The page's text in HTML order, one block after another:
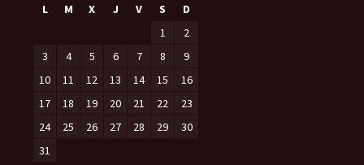
L
M X J V S
D
1
2
3
4 5 6 7 8
9
10
11 12 13 14 15
16
17
18 19 20 21 22
23
24
25 26 27 28 29
30
31